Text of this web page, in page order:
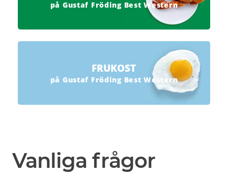
på Gustaf Fröding Best Western
FRUKOST
på Gustaf Fröding Best Western
Vanliga frågor